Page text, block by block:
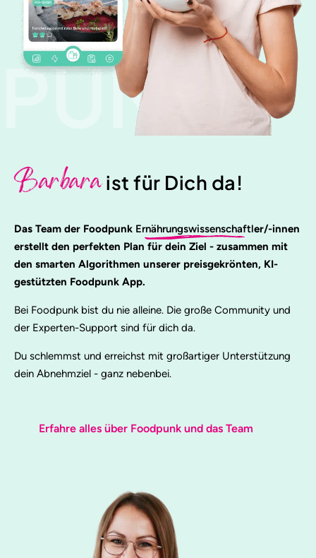
PUNK
Barbaraist für Dich da!
Das Team der Foodpunk Ernährungswissenschaftler/-innen
erstellt den perfekten Plan für dein Ziel - zusammen mit
den smarten Algorithmen unserer preisgekrönten, KI-
gestützten Foodpunk App.
Bei Foodpunk bist du nie alleine. Die große Community und
der Experten-Support sind für dich da.
Du schlemmst und erreichst mit großartiger Unterstützung
dein Abnehmziel - ganz nebenbei.
Erfahre alles über Foodpunk und das Team